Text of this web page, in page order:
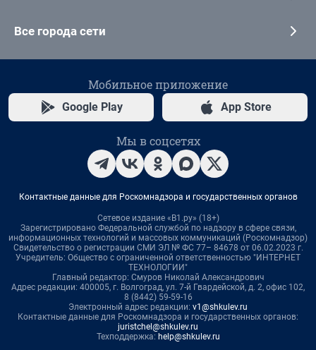
Все города сети
Мобильное приложение
Google Play App Store
Мы в соцсетях
Контактные данные для Роскомнадзора и государственных органов
Сетевое издание «В1.ру» (18+)
Зарегистрировано Федеральной службой по надзору в сфере связи,
информационных технологий и массовых коммуникаций (Роскомнадзор)
Свидетельство о регистрации СМИ ЭЛ № ФС 77– 84678 от 06.02.2023 г.
Учредитель: Общество с ограниченной ответственностью "ИНТЕРНЕТ
ТЕХНОЛОГИИ"
Главный редактор: Смуров Николай Александрович
Адрес редакции: 400005, г. Волгоград, ул. 7-й Гвардейской, д. 2, офис 102,
8 (8442) 59-59-16
Электронный адрес редакции: v1@shkulev.ru
Контактные данные для Роскомнадзора и государственных органов:
juristchel@shkulev.ru
Техподдержка: help@shkulev.ru